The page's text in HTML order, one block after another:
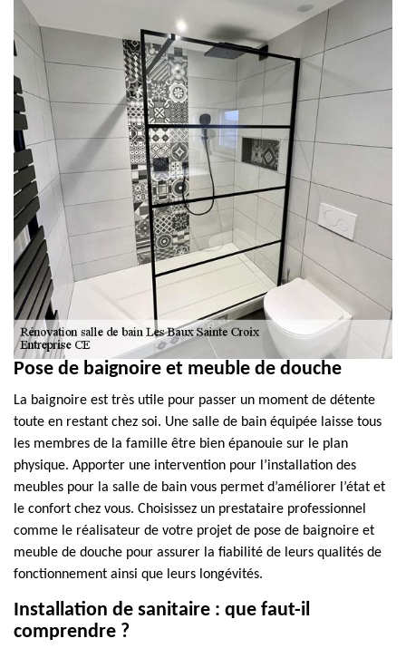
Pose de baignoire et meuble de douche
La baignoire est très utile pour passer un moment de détente
toute en restant chez soi. Une salle de bain équipée laisse tous
les membres de la famille être bien épanouie sur le plan
physique. Apporter une intervention pour l’installation des
meubles pour la salle de bain vous permet d’améliorer l’état et
le confort chez vous. Choisissez un prestataire professionnel
comme le réalisateur de votre projet de pose de baignoire et
meuble de douche pour assurer la fiabilité de leurs qualités de
fonctionnement ainsi que leurs longévités.
Installation de sanitaire : que faut-il
comprendre ?